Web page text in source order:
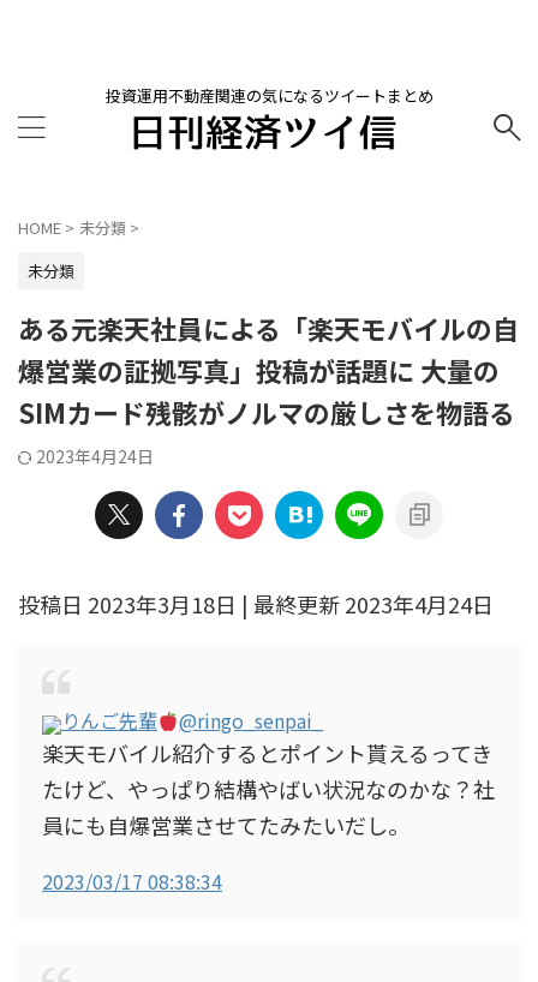
投資運用不動産関連の気になるツイートまとめ
HOME > 未分類 >
未分類
ある元楽天社員による「楽天モバイルの自
爆営業の証拠写真」投稿が話題に 大量の
SIMカード残骸がノルマの厳しさを物語る
2023年4月24日
投稿日 2023年3月18日 | 最終更新 2023年4月24日
りんご先輩 @ringo_senpai_
楽天モバイル紹介するとポイント貰えるってき
たけど、やっぱり結構やばい状況なのかな？社
員にも自爆営業させてたみたいだし。
2023/03/17 08:38:34